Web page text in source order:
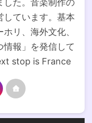
した。音楽制作の
しています。基本
リ、海外文化、
情報」を発信して
stop is France